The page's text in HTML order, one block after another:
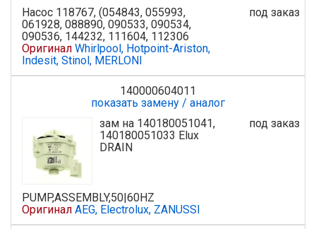
Насос 118767, (054843, 055993,
061928, 088890, 090533, 090534,
090536, 144232, 111604, 112306
Оригинал Whirlpool, Hotpoint-Ariston,
Indesit, Stinol, MERLONI
под заказ
140000604011
показать замену / аналог
зам на 140180051041,
140180051033 Elux
DRAIN
PUMP,ASSEMBLY,50|60HZ
Оригинал AEG, Electrolux, ZANUSSI
под заказ